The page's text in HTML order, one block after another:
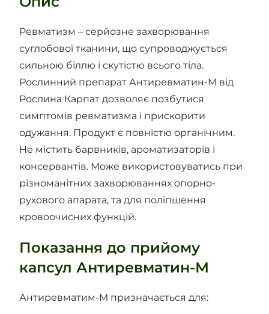
Ревматизм – серйозне захворювання
суглобової тканини, що супроводжується
сильною біллю і скутістю всього тіла.
Рослинний препарат Антиревматин-М від
Рослина Карпат дозволяє позбутися
симптомів ревматизма і прискорити
одужання. Продукт є повністю органічним.
Не містить барвників, ароматизаторів і
консервантів. Може використовуватись при
різноманітних захворюваннях опорно-
рухового апарата, та для поліпшення
кровоочисних функцій.
Показання до прийому
капсул Антиревматин-М
Антиревматим-М призначається для: